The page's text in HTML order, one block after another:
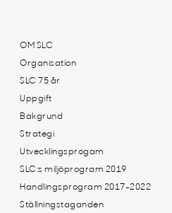
OM SLC
Organisation
SLC 75 år
Uppgift
Bakgrund
Strategi
Utvecklingsprogam
SLC:s miljöprogram 2019
Handlingsprogram 2017-2022
Ställningstaganden